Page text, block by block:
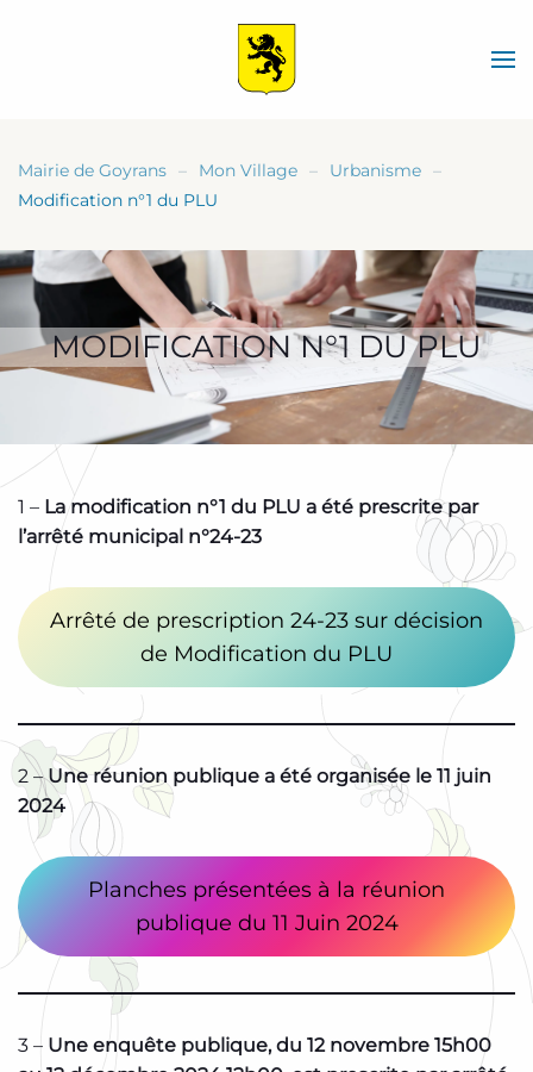
Mairie de Goyrans Mon Village
Urbanisme
Modification n°1 du PLU
MODIFICATION N°1 DU PLU
1 – La modification n°1 du PLU a été prescrite par
l’arrêté municipal n°24-23
Arrêté de prescription 24-23 sur décision
de Modification du PLU
2 –Une réunion publique a été organisée le 11 juin
2024
Planches présentées à la réunion
publique du 11 Juin 2024
3 – Une enquête publique, du 12 novembre 15h00